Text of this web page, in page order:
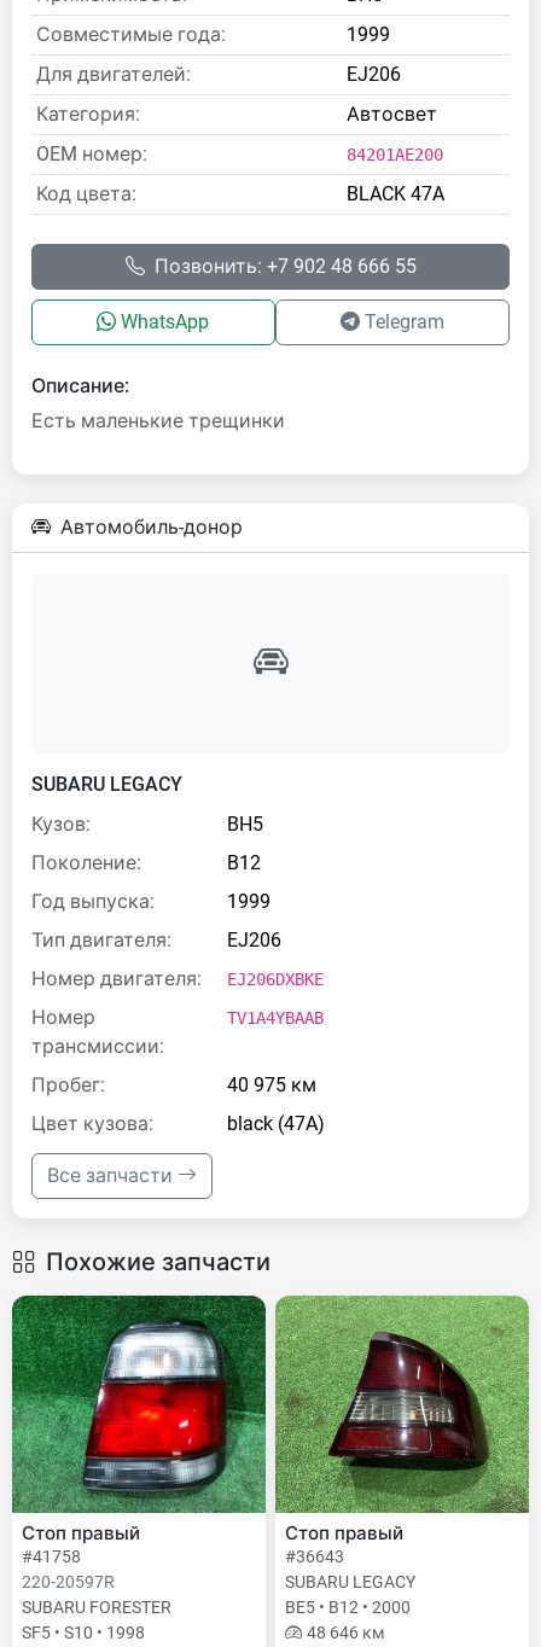
Совместимые года:
1999
Для двигателей:
EJ206
Категория:
Автосвет
OEM номер:
84201AE200
Код цвета: BLACK 47A
Позвонить: +7 902 48 666 55
WhatsApp Telegram
Описание:
Есть маленькие трещинки
Автомобиль-донор
SUBARU LEGACY
Кузов:
BH5
Поколение:
B12
Год выпуска:
1999
Тип двигателя:
EJ206
Номер двигателя:
EJ206DXBKE
Номер
трансмиссии:
TV1A4YBAAB
Пробег:
40 975 км
Цвет кузова:
black (47A)
Все запчасти
Похожие запчасти
Стоп правый
#41758
220-20597R
SUBARU FORESTER
SF5 • S10 • 1998
Стоп правый
#36643
SUBARU LEGACY
BE5 • B12 • 2000
48 646 км